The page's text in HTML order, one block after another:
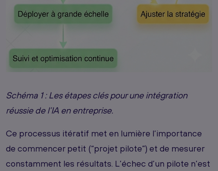
Schéma 1 : Les étapes clés pour une intégration
réussie de l’IA en entreprise.
Ce processus itératif met en lumière l’importance
de commencer petit (“projet pilote”) et de mesurer
constamment les résultats. L’échec d’un pilote n’est